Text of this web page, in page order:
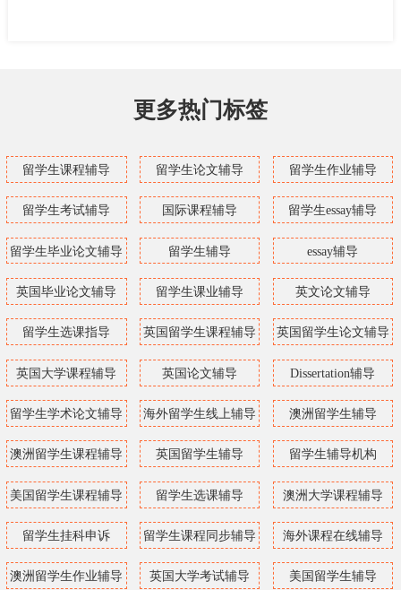
更多热门标签
留学生课程辅导 留学生论文辅导 留学生作业辅导
留学生考试辅导 国际课程辅导 留学生essay辅导
留学生毕业论文辅导 留学生辅导 essay辅导
英国毕业论文辅导 留学生课业辅导 英文论文辅导
留学生选课指导 英国留学生课程辅导 英国留学生论文辅导
英国大学课程辅导 英国论文辅导 Dissertation辅导
留学生学术论文辅导 海外留学生线上辅导 澳洲留学生辅导
澳洲留学生课程辅导 英国留学生辅导 留学生辅导机构
美国留学生课程辅导 留学生选课辅导 澳洲大学课程辅导
留学生挂科申诉 留学生课程同步辅导 海外课程在线辅导
澳洲留学生作业辅导 英国大学考试辅导 美国留学生辅导